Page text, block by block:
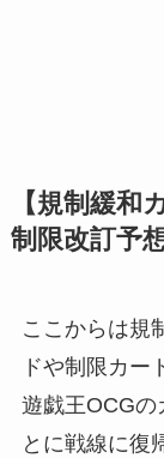
【規制緩和
制限改訂予想
ここからは規
ドや制限カー
遊戯王OCGの
とに戦線に復